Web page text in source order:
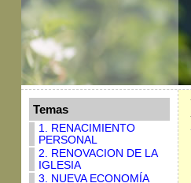
Temas
1. RENACIMIENTO
PERSONAL
2. RENOVACION DE LA
IGLESIA
3. NUEVA ECONOMÍA